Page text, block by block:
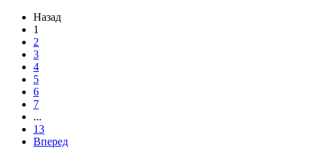
Назад
1
2
3
4
5
6
7
...
13
Вперед